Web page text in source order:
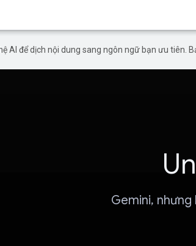
AI để dịch nội dung sang ngôn ngữ bạn ưu tiên.
Gemini,